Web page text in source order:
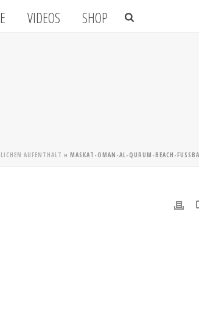
VIDEOS SHOP
AUFENTHALT » MASKAT-OMAN-AL-QURUM-BEACH-